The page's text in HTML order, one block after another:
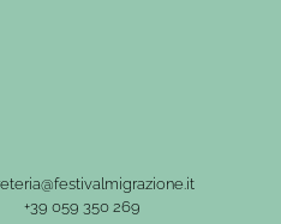
+39 059 350 269